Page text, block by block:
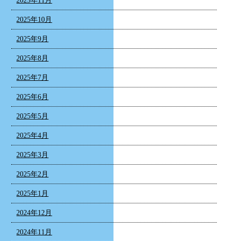
2025年10月
2025年9月
2025年8月
2025年7月
2025年6月
2025年5月
2025年4月
2025年3月
2025年2月
2025年1月
2024年12月
2024年11月